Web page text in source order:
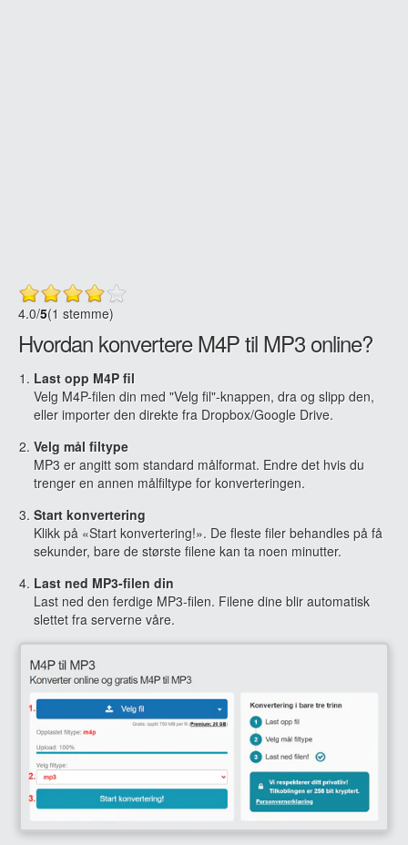
4.0/5(1 stemme)
Hvordan konvertere M4P til MP3 online?
Last opp M4P fil
Velg M4P-filen din med "Velg fil"-knappen, dra og slipp den,
eller importer den direkte fra Dropbox/Google Drive.
Velg mål filtype
MP3 er angitt som standard målformat. Endre det hvis du
trenger en annen målfiltype for konverteringen.
Start konvertering
Klikk på «Start konvertering!». De fleste filer behandles på få
sekunder, bare de største filene kan ta noen minutter.
Last ned MP3-filen din
Last ned den ferdige MP3-filen. Filene dine blir automatisk
slettet fra serverne våre.